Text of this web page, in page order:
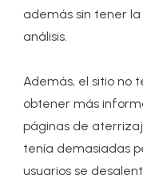
además sin tener
análisis.
Además, el sitio no
obtener más
páginas de
tenía demasiadas
usuarios se